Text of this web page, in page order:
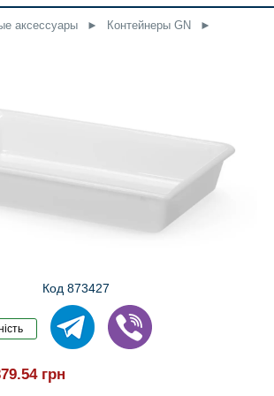
аксессуары ► Контейнеры GN ►
Код 873427
грн